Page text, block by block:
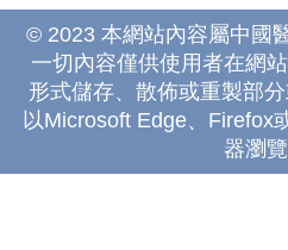
© 2023 本網站內容屬中國
一切內容僅供使用者在網
形式儲存、散佈或重製部
以Microsoft Edge、Firefox
器瀏覽